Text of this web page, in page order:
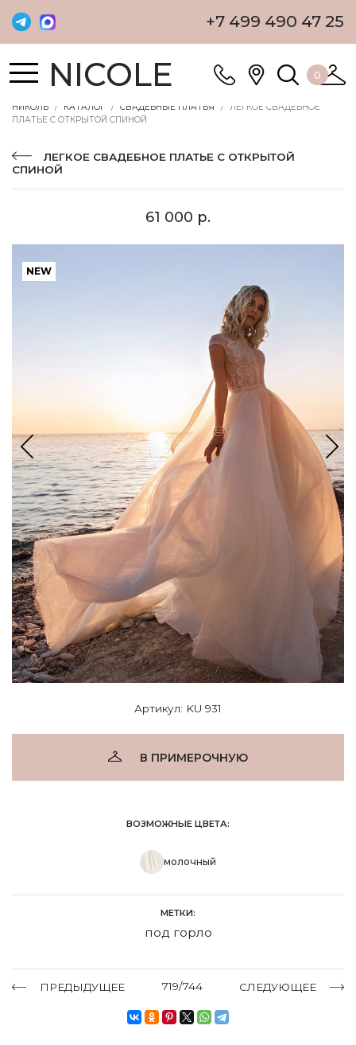
+7 499 490 47 25
NICOLE 0
НИКОЛЬ КАТАЛОГ СВАДЕБНЫЕ ПЛАТЬЯ
ЛЕГКОЕ СВАДЕБНОЕ
ПЛАТЬЕ С ОТКРЫТОЙ СПИНОЙ
ЛЕГКОЕ СВАДЕБНОЕ ПЛАТЬЕ С ОТКРЫТОЙ
СПИНОЙ
61 000 р.
NEW
Артикул: KU 931
В ПРИМЕРОЧНУЮ
ВОЗМОЖНЫЕ ЦВЕТА:
молочный
МЕТКИ:
под горло
ПРЕДЫДУЩЕЕ 719/744 СЛЕДУЮЩЕЕ